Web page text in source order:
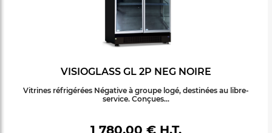
VISIOGLASS GL 2P NEG NOIRE
Vitrines réfrigérées Négative à groupe logé, destinées au libre-
service. Conçues...
1 780.00 € H.T.